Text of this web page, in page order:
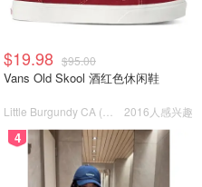
$19.98 $95.00
Vans Old Skool 酒红色休闲鞋
2016人感兴趣
4